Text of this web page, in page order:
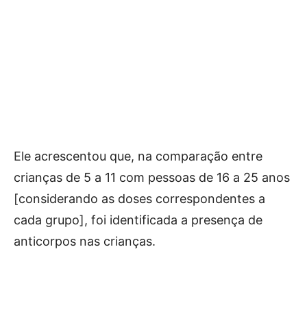
Ele acrescentou que, na comparação entre
crianças de 5 a 11 com pessoas de 16 a 25 anos
[considerando as doses correspondentes a
cada grupo], foi identificada a presença de
anticorpos nas crianças.